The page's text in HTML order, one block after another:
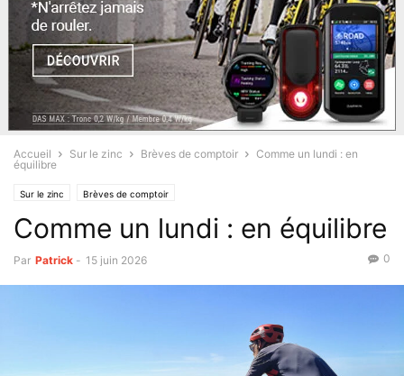
Accueil Sur le zinc Brèves de comptoir
Comme un lundi : en
équilibre
Sur le zinc Brèves de comptoir
Comme un lundi : en équilibre
Par Patrick - 15 juin 2026 0